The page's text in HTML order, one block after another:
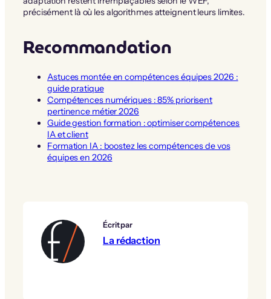
précisément là où les algorithmes atteignent leurs limites.
Recommandation
Astuces montée en compétences équipes 2026 :
guide pratique
Compétences numériques : 85% priorisent
pertinence métier 2026
Guide gestion formation : optimiser compétences
IA et client
Formation IA : boostez les compétences de vos
équipes en 2026
Écrit par
La rédaction